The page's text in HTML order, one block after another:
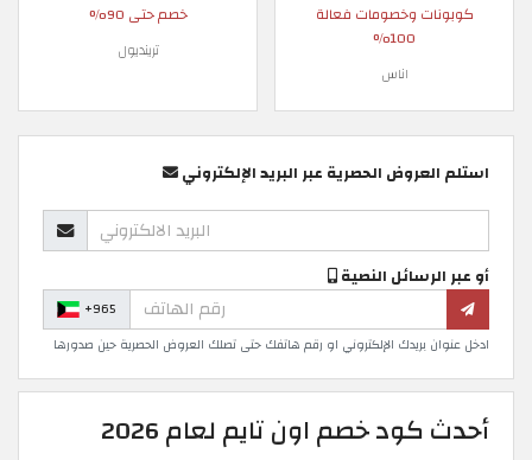
كوبونات وخصومات فعالة
100%
اناس
خصم حتى 90%
ترينديول
استلم العروض الحصرية عبر البريد الإلكتروني
أو عبر الرسائل النصية
+965
ادخل عنوان بريدك الإلكتروني او رقم هاتفك حتى تصلك العروض الحصرية حين صدورها
أحدث كود خصم اون تايم لعام 2026